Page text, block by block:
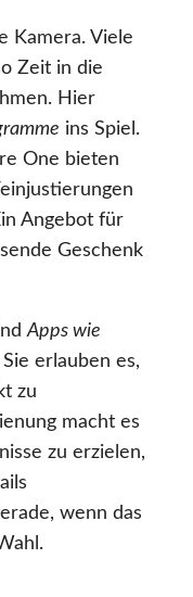
Kamera. Viele
Zeit in die
Hier
ins Spiel.
One bieten
Angebot für
Geschenk
Apps wie
erlauben es,
zu
macht es
zu erzielen,
wenn das